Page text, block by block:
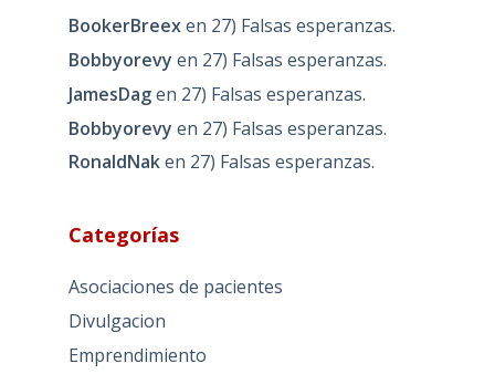
BookerBreexen 27) Falsas esperanzas.
Bobbyorevy en 27) Falsas esperanzas.
JamesDagen 27) Falsas esperanzas.
Bobbyorevy en 27) Falsas esperanzas.
RonaldNaken 27) Falsas esperanzas.
Categorías
Asociaciones de pacientes
Divulgacion
Emprendimiento